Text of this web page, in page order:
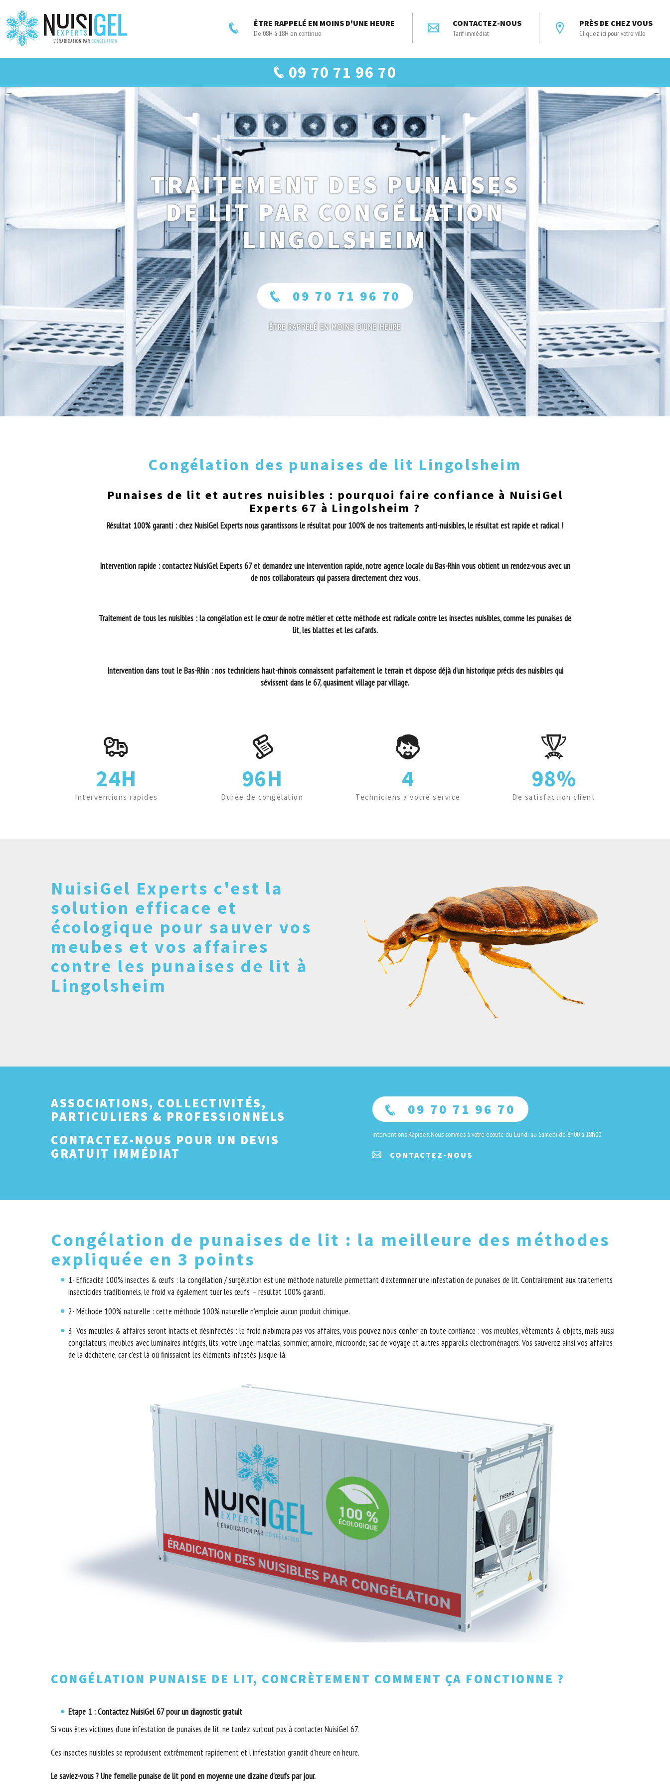
ÊTRE RAPPELÉ EN MOINS D'UNE HEURE
De 08H à 18H en continue
CONTACTEZ-NOUS
Tarif immédiat
PRÈS DE CHEZ VOUS
Cliquez ici pour votre ville
09 70 71 96 70
TRAITEMENT DES PUNAISES
DE LIT PAR CONGÉLATION
LINGOLSHEIM
09 70 71 96 70
ÊTRE RAPPELÉ EN MOINS D'UNE HEURE
Congélation des punaises de lit Lingolsheim
Punaises de lit et autres nuisibles : pourquoi faire confiance à NuisiGel
Experts 67 à Lingolsheim ?
Résultat 100% garanti : chez NuisiGel Experts nous garantissons le résultat pour 100% de nos traitements anti-nuisibles, le résultat est rapide et radical !
Intervention rapide : contactez NuisiGel Experts 67 et demandez une intervention rapide, notre agence locale du Bas-Rhin vous obtient un rendez-vous avec un
de nos collaborateurs qui passera directement chez vous.
Traitement de tous les nuisibles : la congélation est le cœur de notre métier et cette méthode est radicale contre les insectes nuisibles, comme les punaises de
lit, les blattes et les cafards.
Intervention dans tout le Bas-Rhin : nos techniciens haut-rhinois connaissent parfaitement le terrain et dispose déjà d’un historique précis des nuisibles qui
sévissent dans le 67, quasiment village par village.
24H
Interventions rapides
96H
Durée de congélation
4
Techniciens à votre service
98%
De satisfaction client
NuisiGel Experts c'est la
solution efficace et
écologique pour sauver vos
meubes et vos affaires
contre les punaises de lit à
Lingolsheim
ASSOCIATIONS, COLLECTIVITÉS,
PARTICULIERS & PROFESSIONNELS
CONTACTEZ-NOUS POUR UN DEVIS
GRATUIT IMMÉDIAT
09 70 71 96 70
Interventions Rapides. Nous sommes à votre écoute du Lundi au Samedi de 8h00 à 18h00
CONTACTEZ-NOUS
Congélation de punaises de lit : la meilleure des méthodes
expliquée en 3 points
1- Efficacité 100% insectes & œufs : la congélation / surgélation est une méthode naturelle permettant d’exterminer une infestation de punaises de lit. Contrairement aux traitements
insecticides traditionnels, le froid va également tuer les œufs – résultat 100% garanti.
2- Méthode 100% naturelle : cette méthode 100% naturelle n’emploie aucun produit chimique.
3- Vos meubles & affaires seront intacts et désinfectés : le froid n’abimera pas vos affaires, vous pouvez nous confier en toute confiance : vos meubles, vêtements & objets, mais aussi
congélateurs, meubles avec luminaires intégrés, lits, votre linge, matelas, sommier, armoire, microonde, sac de voyage et autres appareils électroménagers. Vos sauverez ainsi vos affaires
de la déchèterie, car c’est là où finissaient les éléments infestés jusque-là.
CONGÉLATION PUNAISE DE LIT, CONCRÈTEMENT COMMENT ÇA FONCTIONNE ?
Etape 1 : Contactez NuisiGel 67 pour un diagnostic gratuit
Si vous êtes victimes d’une infestation de punaises de lit, ne tardez surtout pas à contacter NuisiGel 67.
Ces insectes nuisibles se reproduisent extrêmement rapidement et l’infestation grandit d’heure en heure.
Le saviez-vous ? Une femelle punaise de lit pond en moyenne une dizaine d’œufs par jour.